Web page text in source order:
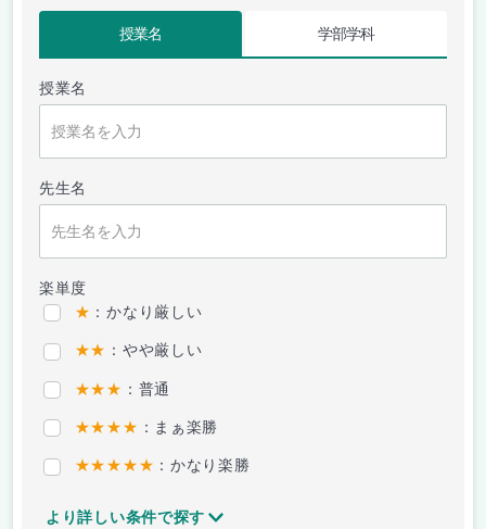
授業名 学部学科
授業名
先生名
楽単度
★ ：かなり厳しい
★★ ：やや厳しい
★★★ ：普通
★★★★ ：まぁ楽勝
★★★★★ ：かなり楽勝
より詳しい条件で探す